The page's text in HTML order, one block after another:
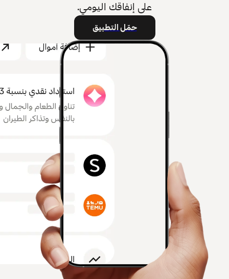
على إنفاقك اليومي.
حمّل التطبيق